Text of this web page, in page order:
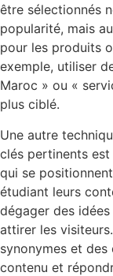
être sélectionnés
popularité, mais
pour les produits
exemple, utiliser
Maroc » ou «
plus ciblé.
Une autre
clés pertinents est
qui se
étudiant leurs
dégager des
attirer les
synonymes et
contenu et